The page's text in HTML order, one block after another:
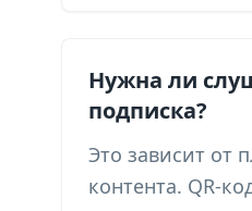
Нужна ли
подписка?
Это зависит от
контента. QR-